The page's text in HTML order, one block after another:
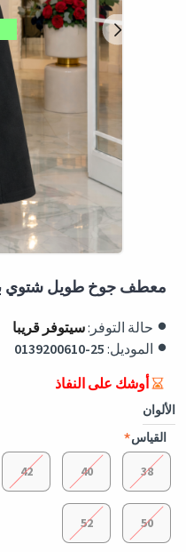
معطف جوخ طويل شتوي بياقة
حالة التوفر:سيتوفر قريبا
الموديل: 0139200610-25
الألوان
القياس
38
40
42
50
52
أوشك على النفاذ